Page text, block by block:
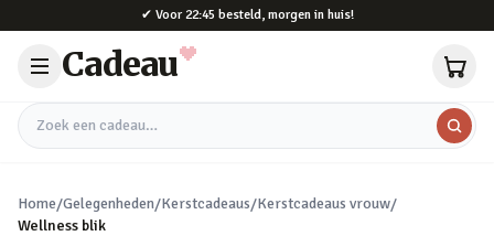
✔ Voor 22:45 besteld, morgen in huis!
Cadeau
Zoek een cadeau
Home/Gelegenheden/Kerstcadeaus/Kerstcadeaus vrouw/
Wellness blik